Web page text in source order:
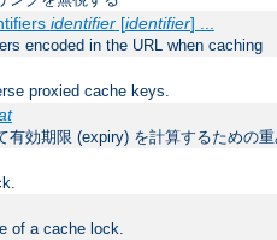
identifier[identifier] ...
encoded in the URL when caching
proxied cache keys.
有効期限 (expiry) を計算するための
of a cache lock.